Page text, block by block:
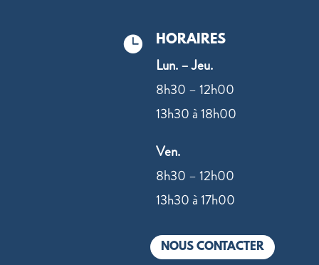
 HORAIRES
Lun. – Jeu.
8h30 – 12h00
13h30 à 18h00
Ven.
8h30 – 12h00
13h30 à 17h00
NOUS CONTACTER